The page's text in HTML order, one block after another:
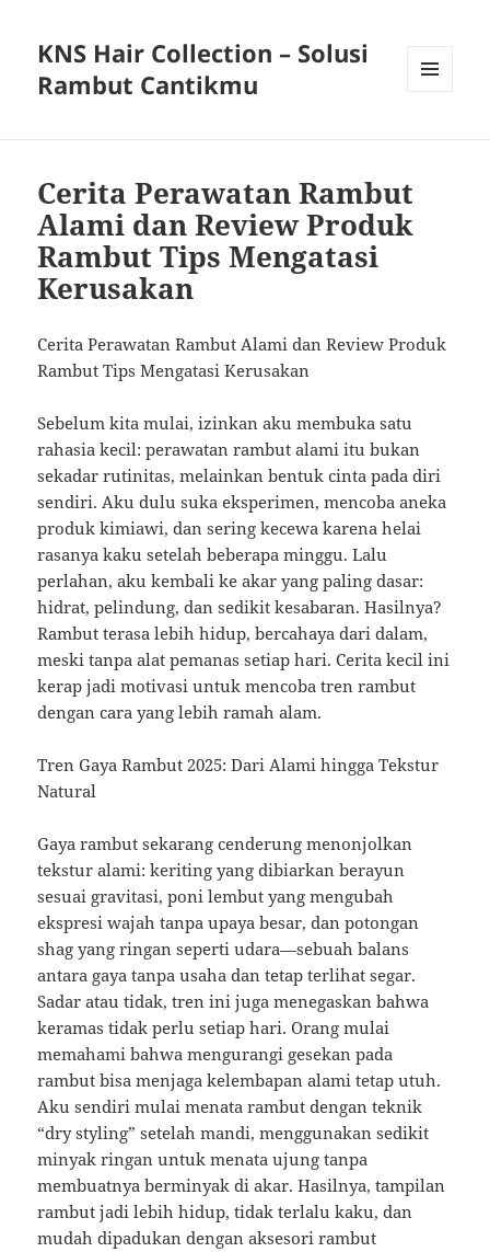
KNS Hair Collection – Solusi
Rambut Cantikmu
Cerita Perawatan Rambut
Alami dan Review Produk
Rambut Tips Mengatasi
Kerusakan
Cerita Perawatan Rambut Alami dan Review Produk
Rambut Tips Mengatasi Kerusakan
Sebelum kita mulai, izinkan aku membuka satu
rahasia kecil: perawatan rambut alami itu bukan
sekadar rutinitas, melainkan bentuk cinta pada diri
sendiri. Aku dulu suka eksperimen, mencoba aneka
produk kimiawi, dan sering kecewa karena helai
rasanya kaku setelah beberapa minggu. Lalu
perlahan, aku kembali ke akar yang paling dasar:
hidrat, pelindung, dan sedikit kesabaran. Hasilnya?
Rambut terasa lebih hidup, bercahaya dari dalam,
meski tanpa alat pemanas setiap hari. Cerita kecil ini
kerap jadi motivasi untuk mencoba tren rambut
dengan cara yang lebih ramah alam.
Tren Gaya Rambut 2025: Dari Alami hingga Tekstur
Natural
Gaya rambut sekarang cenderung menonjolkan
tekstur alami: keriting yang dibiarkan berayun
sesuai gravitasi, poni lembut yang mengubah
ekspresi wajah tanpa upaya besar, dan potongan
shag yang ringan seperti udara—sebuah balans
antara gaya tanpa usaha dan tetap terlihat segar.
Sadar atau tidak, tren ini juga menegaskan bahwa
keramas tidak perlu setiap hari. Orang mulai
memahami bahwa mengurangi gesekan pada
rambut bisa menjaga kelembapan alami tetap utuh.
Aku sendiri mulai menata rambut dengan teknik
“dry styling” setelah mandi, menggunakan sedikit
minyak ringan untuk menata ujung tanpa
membuatnya berminyak di akar. Hasilnya, tampilan
rambut jadi lebih hidup, tidak terlalu kaku, dan
mudah dipadukan dengan aksesori rambut